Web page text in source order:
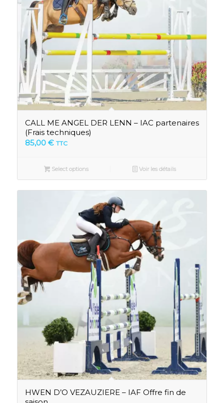
CALL ME ANGEL DER LENN – IAC partenaires
(Frais techniques)
85,00 € TTC
Select options Voir les détails
HWEN D’O VEZAUZIERE – IAF Offre fin de